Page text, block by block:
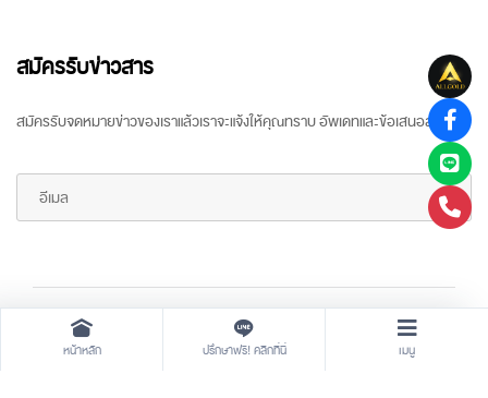
สมัครรับข่าวสาร
สมัครรับจดหมายข่าวของเราแล้วเราจะแจ้งให้คุณทราบ อัพเดทและข้อเสนอล่าสุด
Copyright © 2026 All rights reserved ARR Gold Trading
หน้าหลัก ปรึกษาฟรี! คลิกที่นี่ เมนู